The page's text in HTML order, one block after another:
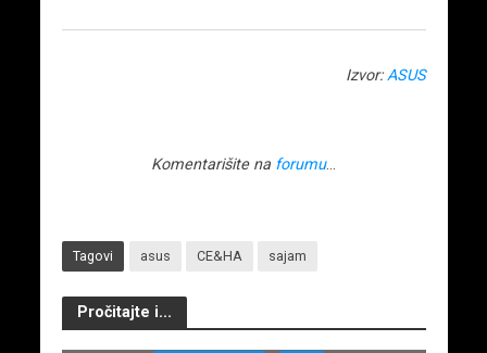
Izvor:ASUS
Komentarišite na forumu…
Tagovi asus CE&HA sajam
Pročitajte i...